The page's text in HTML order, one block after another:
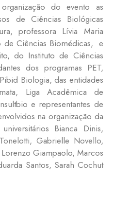
do evento as
de Ciências Biológicas
professora Lívia Maria
de Ciências Biomédicas, e
do Instituto de Ciências
dos programas PET,
Biologia, das entidades
Liga Acadêmica de
e representantes de
na organização da
Bianca Dinis,
Gabrielle Novello,
Giampaolo, Marcos
Santos, Sarah Cochut